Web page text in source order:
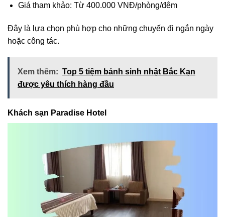
Giá tham khảo: Từ 400.000 VNĐ/phòng/đêm
Đây là lựa chọn phù hợp cho những chuyến đi ngắn ngày
hoặc công tác.
Xem thêm: Top 5 tiệm bánh sinh nhật Bắc Kạn
được yêu thích hàng đầu
Khách sạn Paradise Hotel